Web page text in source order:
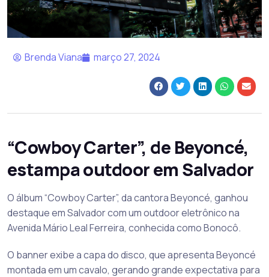
Brenda Viana março 27, 2024
“Cowboy Carter”, de Beyoncé,
estampa outdoor em Salvador
O álbum “Cowboy Carter”, da cantora Beyoncé, ganhou
destaque em Salvador com um outdoor eletrônico na
Avenida Mário Leal Ferreira, conhecida como Bonocô.
O banner exibe a capa do disco, que apresenta Beyoncé
montada em um cavalo, gerando grande expectativa para